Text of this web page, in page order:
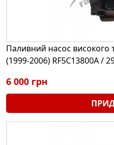
Паливний насос високого
(1999-2006) RF5C13800A /
6 000 грн